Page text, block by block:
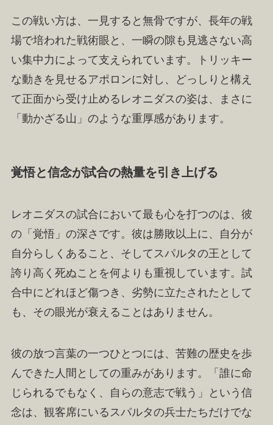
この戦い方は、一見すると無骨ですが、長年の戦
場で培われた戦術眼と、一瞬の隙も見逃さない高
い集中力によって支えられています。トリッキー
な動きを見せるアポロンに対し、どっしりと構え
て正面から受け止めるレオニダスの姿は、まさに
「動かざる山」のような重厚感があります。
覚悟と信念が試合の熱量を引き上げる
レオニダスの試合において最も心を打つのは、彼
の「覚悟」の深さです。彼は勝敗以上に、自分が
自分らしくあること、そしてスパルタの王として
誇り高く死ぬことを何よりも重視しています。試
合中にどれほど傷つき、劣勢に立たされたとして
も、その眼光が衰えることはありません。
彼の放つ言葉の一つひとつには、苦難の歴史を歩
んできた人間としての重みがあります。「誰に命
じられるでもなく、自らの意志で戦う」という信
念は、観客席にいるスパルタの兵士たちだけでな